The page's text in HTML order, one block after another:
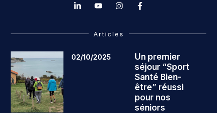
Articles
02/10/2025
Un premier
séjour “Sport
Santé Bien-
être” réussi
pour nos
séniors